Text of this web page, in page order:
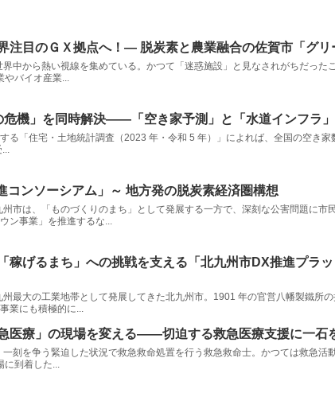
注目のＧＸ拠点へ！― 脱炭素と農業融合の佐賀市「グ
中から熱い視線を集めている。かつて「迷惑施設」と見なされがちだっ
やバイオ産業...
危機」を同時解決――「空き家予測」と「水道インフラ
る「住宅・土地統計調査（2023 年・令和 5 年）」によれば、全国の空き
コンソーシアム」～ 地方発の脱炭素経済圏構想
市は、「ものづくりのまち」として発展する一方で、深刻な公害問題に
ン事業」を推進するな...
稼げるまち」への挑戦を支える「北九州市DX推進プラ
最大の工業地帯として発展してきた北九州市。1901 年の官営八幡製鐵所
業にも積極的に...
医療」の現場を変える——切迫する救急医療支援に一石
刻を争う緊迫した状況で救急救命処置を行う救急救命士。かつては救急
に到着した...